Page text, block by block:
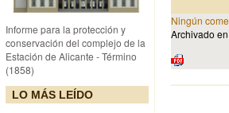
Informe para la protección y
conservación del complejo de la
Estación de Alicante - Término
(1858)
LO MÁS LEÍDO
Ningún
Archivado en